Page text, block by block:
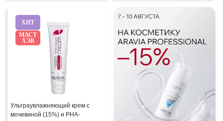
ХИТ
МАСТ
ХЭВ
Ультраувлажняющий крем с
мочевиной (15%) и PHA-